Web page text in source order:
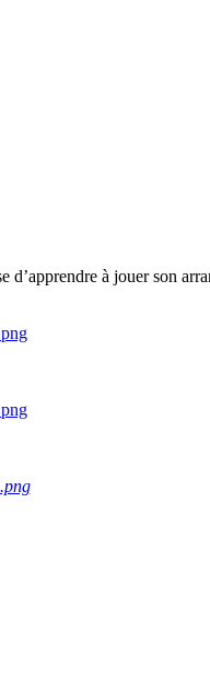
à jouer son